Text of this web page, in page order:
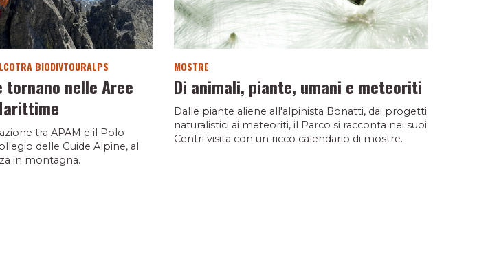
BIODIVTOURALPS
tornano nelle Aree
tra APAM e il Polo
delle Guide Alpine, al
in montagna.
MOSTRE
Di animali, piante, umani e meteoriti
Dalle piante aliene all'alpinista Bonatti, dai progetti
naturalistici ai meteoriti, il Parco si racconta nei suoi
Centri visita con un ricco calendario di mostre.